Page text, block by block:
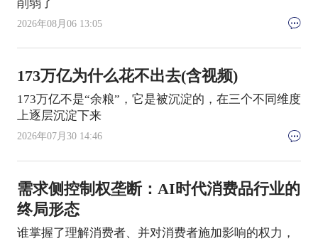
削弱了
2026年08月06 13:05
173万亿为什么花不出去(含视频)
173万亿不是“余粮”，它是被沉淀的，在三个不同维度
上逐层沉淀下来
2026年07月30 14:46
需求侧控制权垄断：AI时代消费品行业的
终局形态
谁掌握了理解消费者、并对消费者施加影响的权力，